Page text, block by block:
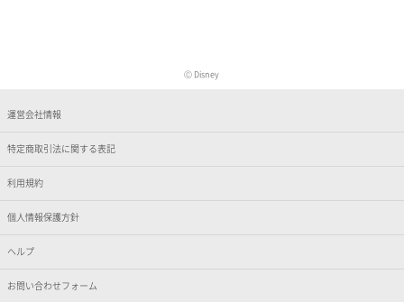
Ⓒ Disney
運営会社情報
特定商取引法に関する表記
利用規約
個人情報保護方針
ヘルプ
お問い合わせフォーム